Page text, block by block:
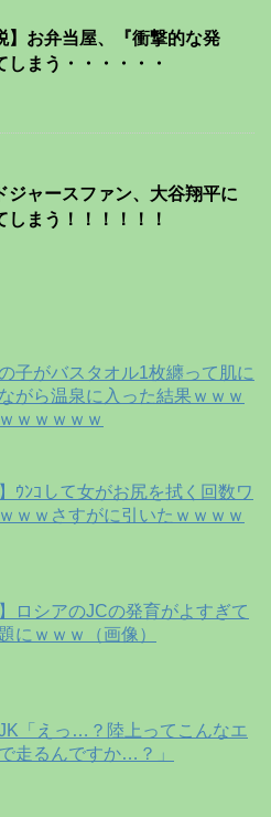
】お弁当屋、『衝撃的な発
しまう・・・・・・
ジャースファン、大谷翔平に
しまう！！！！！！
子がバスタオル1枚纏って肌に
がら温泉に入った結果ｗｗｗ
ｗｗｗｗｗ
ｳﾝｺして女がお尻を拭く回数ワ
ｗｗさすがに引いたｗｗｗｗ
ロシアのJCの発育がよすぎて
にｗｗｗ（画像）
「えっ…？陸上ってこんなエ
走るんですか…？」